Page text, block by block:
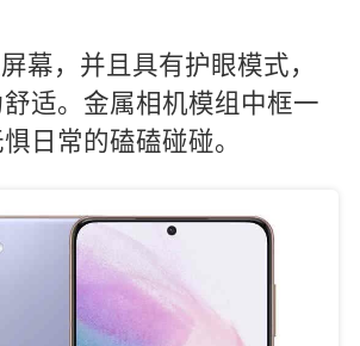
幕，并且具有护眼模式，
适。金属相机模组中框一
日常的磕磕碰碰。